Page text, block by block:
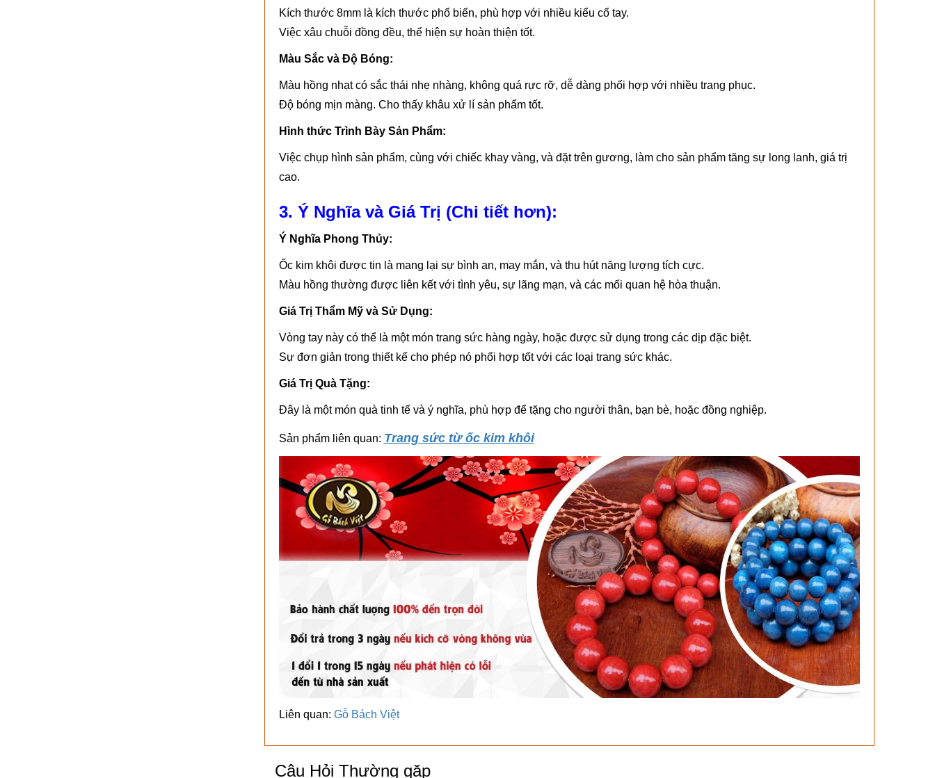
Kích thước 8mm là kích thước phổ biến, phù hợp với nhiều kiểu cổ tay.
Việc xâu chuỗi đồng đều, thể hiện sự hoàn thiện tốt.
Màu Sắc và Độ Bóng:
Màu hồng nhạt có sắc thái nhẹ nhàng, không quá rực rỡ, dễ dàng phối hợp với nhiều trang phục.
Độ bóng mịn màng. Cho thấy khâu xử lí sản phẩm tốt.
Hình thức Trình Bày Sản Phẩm:
Việc chụp hình sản phẩm, cùng với chiếc khay vàng, và đặt trên gương, làm cho sản phẩm tăng sự long lanh, giá trị
cao.
3. Ý Nghĩa và Giá Trị (Chi tiết hơn):
Ý Nghĩa Phong Thủy:
Ốc kim khôi được tin là mang lại sự bình an, may mắn, và thu hút năng lượng tích cực.
Màu hồng thường được liên kết với tình yêu, sự lãng mạn, và các mối quan hệ hòa thuận.
Giá Trị Thẩm Mỹ và Sử Dụng:
Vòng tay này có thể là một món trang sức hàng ngày, hoặc được sử dụng trong các dịp đặc biệt.
Sự đơn giản trong thiết kế cho phép nó phối hợp tốt với các loại trang sức khác.
Giá Trị Quà Tặng:
Đây là một món quà tinh tế và ý nghĩa, phù hợp để tặng cho người thân, bạn bè, hoặc đồng nghiệp.
Sản phẩm liên quan: Trang sức từ ốc kim khôi
Liên quan: Gỗ Bách Việt
Câu Hỏi Thường gặp